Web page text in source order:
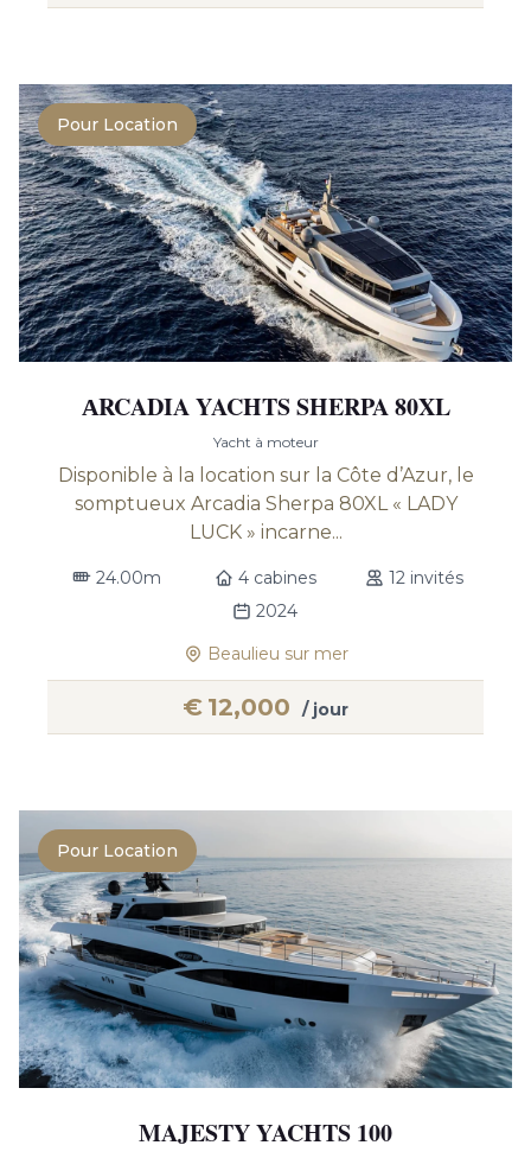
Pour Location
АRCADIA YACHTS SHERPA 80XL
Yacht à moteur
Disponible à la location sur la Côte d’Azur, le
somptueux Arcadia Sherpa 80XL « LADY
LUCK » incarne...
24.00m 4 cabines
12 invités
2024
Beaulieu sur mer
€ 12,000 / jour
Pour Location
MAJESTY YACHTS 100